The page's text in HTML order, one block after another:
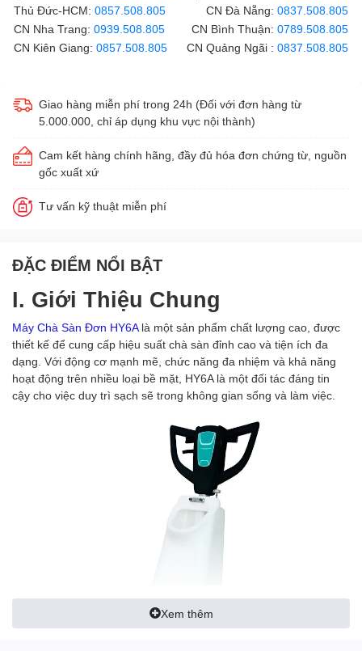
Thủ Đức-HCM: 0857.508.805 CN Đà Nẵng: 0837.508.805
CN Nha Trang: 0939.508.805 CN Bình Thuận: 0789.508.805
CN Kiên Giang: 0857.508.805 CN Quảng Ngãi : 0837.508.805
Giao hàng miễn phí trong 24h (Đối với đơn hàng từ
5.000.000, chỉ áp dụng khu vực nội thành)
Cam kết hàng chính hãng, đầy đủ hóa đơn chứng từ, nguồn
gốc xuất xứ
Tư vấn kỹ thuật miễn phí
ĐẶC ĐIỂM NỔI BẬT
I. Giới Thiệu Chung
Máy Chà Sàn Đơn HY6Alà một sản phẩm chất lượng cao, được
thiết kế để cung cấp hiệu suất chà sàn đỉnh cao và tiện ích đa
dạng. Với động cơ mạnh mẽ, chức năng đa nhiệm và khả năng
hoạt động trên nhiều loại bề mặt, HY6A là một đối tác đáng tin
cậy cho việc duy trì sạch sẽ trong không gian sống và làm việc.
Xem thêm